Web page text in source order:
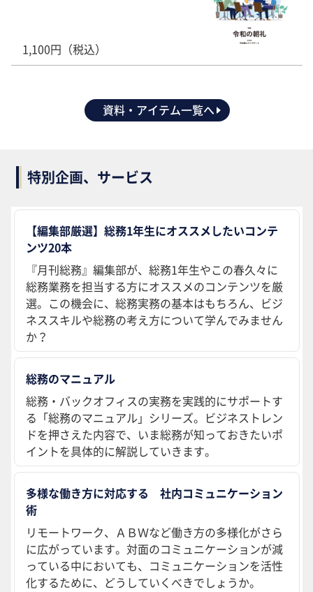
1,100円（税込）
資料・アイテム一覧へ
特別企画、サービス
【編集部厳選】総務1年生にオススメしたいコンテ
ンツ20本
『月刊総務』編集部が、総務1年生やこの春久々に
総務業務を担当する方にオススメのコンテンツを厳
選。この機会に、総務実務の基本はもちろん、ビジ
ネススキルや総務の考え方について学んでみません
か？
総務のマニュアル
総務・バックオフィスの実務を実践的にサポートす
る「総務のマニュアル」シリーズ。ビジネストレン
ドを押さえた内容で、いま総務が知っておきたいポ
イントを具体的に解説していきます。
多様な働き方に対応する 社内コミュニケーション
術
リモートワーク、ＡＢＷなど働き方の多様化がさら
に広がっています。対面のコミュニケーションが減
っている中においても、コミュニケーションを活性
化するために、どうしていくべきでしょうか。